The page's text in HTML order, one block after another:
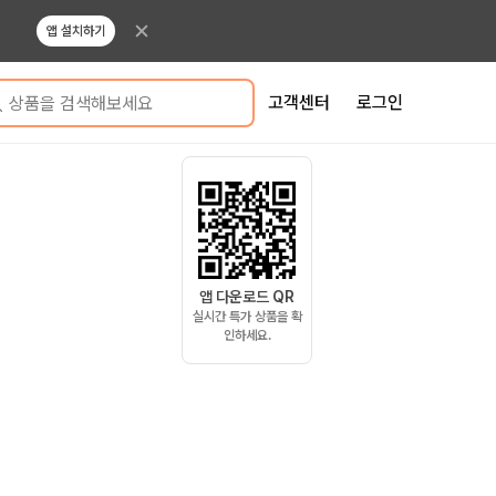
앱 설치하기
상품을 검색해보세요 고객센터 로그인
앱 다운로드 QR
실시간 특가 상품을 확
인하세요.